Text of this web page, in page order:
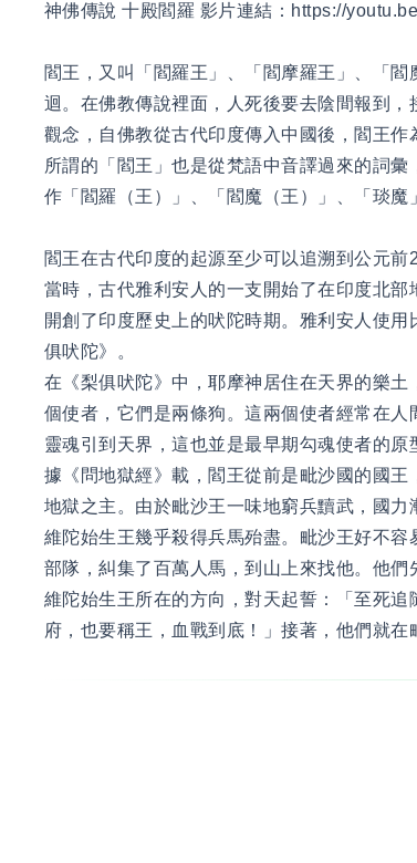
神佛傳說 十殿閻羅 影片連結： https://
閻王，又叫「閻羅王」、「閻摩羅王」、「
迴。在佛教傳說裡面，人死後要去陰間報到
觀念，自佛教從古代印度傳入中國後，閻王
所謂的「閻王」也是從梵語中音譯過來的詞
作「閻羅（王）」、「閻魔（王）」、「琰魔
閻王在古代印度的起源至少可以追溯到公元前
當時，古代雅利安人的一支開始了在印度北
開創了印度歷史上的吠陀時期。雅利安人使
俱吠陀》。
在《梨俱吠陀》中，耶摩神居住在天界的樂
個使者，它們是兩條狗。這兩個使者經常在
靈魂引到天界，這也並是最早期勾魂使者的
據《問地獄經》載，閻王從前是毗沙國的國
地獄之主。由於毗沙王一味地窮兵黷武，國
維陀始生王幾乎殺得兵馬殆盡。毗沙王好不
部隊，糾集了百萬人馬，到山上來找他。他
維陀始生王所在的方向，對天起誓：「至死
府，也要稱王，血戰到底！」接著，他們就